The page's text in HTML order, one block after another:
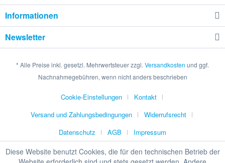
Informationen
Newsletter
* Alle Preise inkl. gesetzl. Mehrwertsteuer zzgl. Versandkosten und ggf.
Nachnahmegebühren, wenn nicht anders beschrieben
Cookie-Einstellungen
Kontakt
Versand und Zahlungsbedingungen
Widerrufsrecht
Datenschutz
AGB Impressum
Diese Website benutzt Cookies, die für den technischen Betrieb der